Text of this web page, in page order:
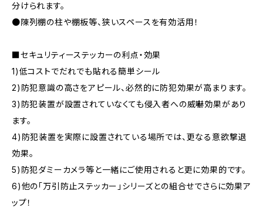
分けられます。
●陳列棚の柱や棚板等、狭いスペースを有効活用！
■セキュリティーステッカーの利点・効果
1)低コストでだれでも貼れる簡単シール
2)防犯意識の高さをアピール、必然的に防犯効果が高まります。
3)防犯装置が設置されていなくても侵入者への威嚇効果があり
ます。
4)防犯装置を実際に設置されている場所では、更なる意欲撃退
効果。
5)防犯ダミーカメラ等と一緒にご使用されると更に効果的です。
6)他の「万引防止ステッカー」シリーズとの組合せでさらに効果ア
ップ！